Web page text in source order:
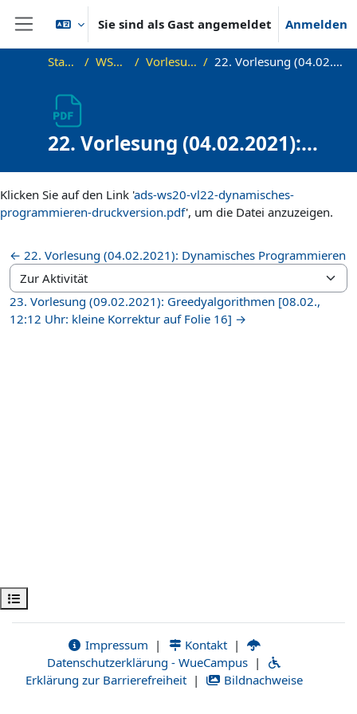
Zum Hauptinhalt
Website-Übersicht
Sie sind als Gast angemeldet Anmelden
Kursindex öffnen
Startseite WS20_ADS Vorlesungsfolien 22. Vorlesung (04.02.2021): Druckversion
22. Vorlesung (04.02.2021):
Druckversion
Klicken Sie auf den Link 'ads-ws20-vl22-dynamisches-
programmieren-druckversion.pdf', um die Datei anzuzeigen.
← 22. Vorlesung (04.02.2021): Dynamisches Programmieren
Zur Aktivität
23. Vorlesung (09.02.2021): Greedyalgorithmen [08.02.,
12:12 Uhr: kleine Korrektur auf Folie 16] →
Impressum | Kontakt |
Datenschutzerklärung - WueCampus |
Erklärung zur Barrierefreiheit | Bildnachweise